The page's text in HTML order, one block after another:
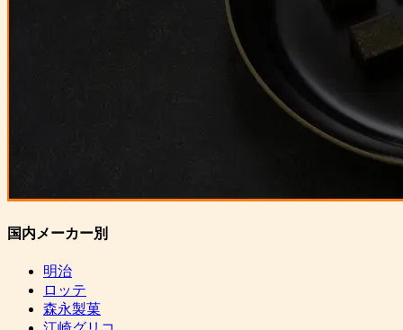
国内メーカー別
明治
ロッテ
森永製菓